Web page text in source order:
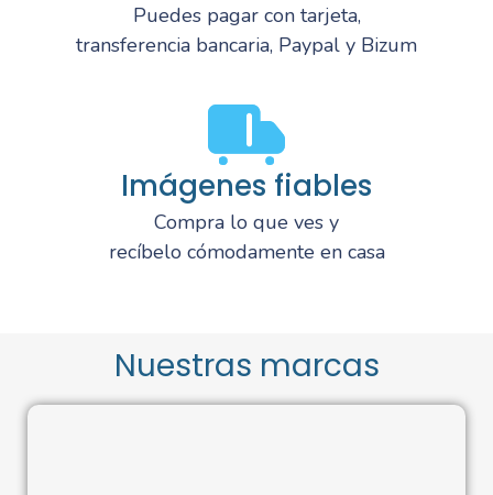
Puedes pagar con tarjeta,
transferencia bancaria, Paypal y Bizum
Imágenes fiables
Compra lo que ves y
recíbelo cómodamente en casa
Nuestras marcas